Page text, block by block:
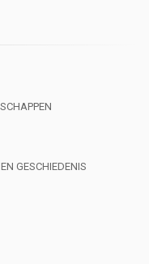
GESCHIEDENIS